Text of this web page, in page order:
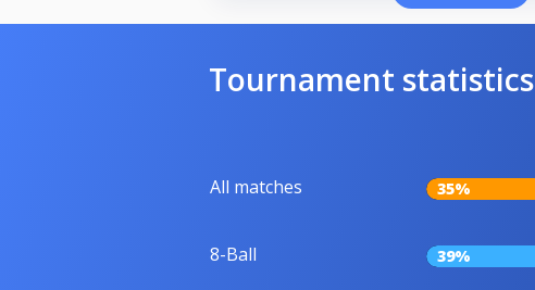
Tournament statistics
All matches 35%
8-Ball 39%